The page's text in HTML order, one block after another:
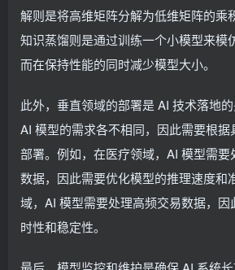
解则是将高维矩阵分解为低维矩阵的乘
知识蒸馏则是通过训练一个小模型来模
而在保持性能的同时减少模型大小。
此外，垂直领域的部署是 AI 技术落地
AI 模型的需求各不相同，因此需要根
部署。例如，在医疗领域，AI 模型需
数据，因此需要优化模型的推理速度和
域，AI 模型需要处理高频交易数据，
时性和稳定性。